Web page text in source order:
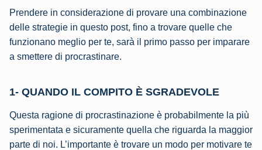
Prendere in considerazione di provare una combinazione
delle strategie in questo post, fino a trovare quelle che
funzionano meglio per te, sarà il primo passo per imparare
a smettere di procrastinare.
1- QUANDO IL COMPITO È SGRADEVOLE
Questa ragione di procrastinazione è probabilmente la più
sperimentata e sicuramente quella che riguarda la maggior
parte di noi. L’importante è trovare un modo per motivare te